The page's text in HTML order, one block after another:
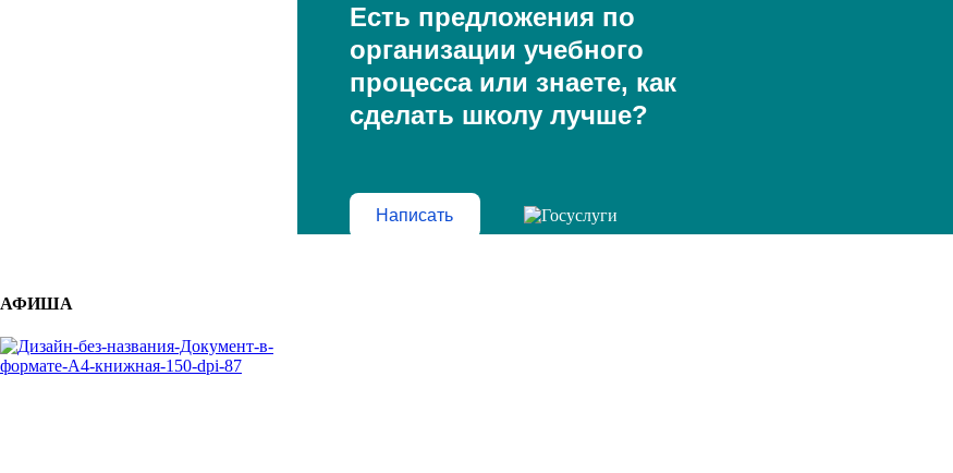
Есть предложения по
организации учебного
процесса или знаете, как
сделать школу лучше?
Написать
АФИША